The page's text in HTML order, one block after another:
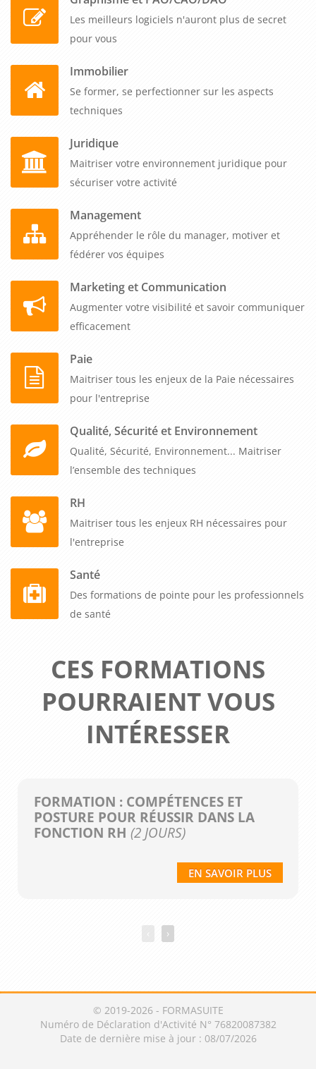
Les meilleurs logiciels n'auront plus de secret
pour vous
Immobilier
Se former, se perfectionner sur les aspects
techniques
Juridique
Maitriser votre environnement juridique pour
sécuriser votre activité
Management
Appréhender le rôle du manager, motiver et
fédérer vos équipes
Marketing et Communication
Augmenter votre visibilité et savoir communiquer
efficacement
Paie
Maitriser tous les enjeux de la Paie nécessaires
pour l'entreprise
Qualité, Sécurité et Environnement
Qualité, Sécurité, Environnement... Maitriser
l’ensemble des techniques
RH
Maitriser tous les enjeux RH nécessaires pour
l'entreprise
Santé
Des formations de pointe pour les professionnels
de santé
CES FORMATIONS
POURRAIENT VOUS
INTÉRESSER
FORMATION : COMPÉTENCES ET
POSTURE POUR RÉUSSIR DANS LA
FONCTION RH (2 JOURS)
EN SAVOIR PLUS
›
© 2019-2026 - FORMASUITE
Numéro de Déclaration d'Activité N° 76820087382
Date de dernière mise à jour : 08/07/2026